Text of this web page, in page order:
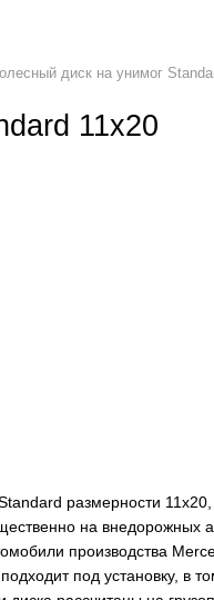
диск на унимог
11x20
размерности
на внедорожных
производства
под установку, в